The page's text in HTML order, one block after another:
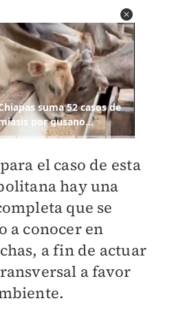
el caso de esta
hay una
que se
a conocer en
a fin de actuar
a favor